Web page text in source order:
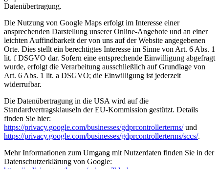
Datenübertragung.
Die Nutzung von Google Maps erfolgt im Interesse einer
ansprechenden Darstellung unserer Online-Angebote und an einer
leichten Auffindbarkeit der von uns auf der Website angegebenen
Orte. Dies stellt ein berechtigtes Interesse im Sinne von Art. 6 Abs. 1
lit. f DSGVO dar. Sofern eine entsprechende Einwilligung abgefragt
wurde, erfolgt die Verarbeitung ausschließlich auf Grundlage von
Art. 6 Abs. 1 lit. a DSGVO; die Einwilligung ist jederzeit
widerrufbar.
Die Datenübertragung in die USA wird auf die
Standardvertragsklauseln der EU-Kommission gestützt. Details
finden Sie hier:
https://privacy.google.com/businesses/gdprcontrollerterms/und
https://privacy.google.com/businesses/gdprcontrollerterms/sccs/.
Mehr Informationen zum Umgang mit Nutzerdaten finden Sie in der
Datenschutzerklärung von Google: